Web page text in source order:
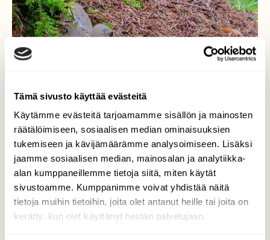
Tämä sivusto käyttää evästeitä
Käytämme evästeitä tarjoamamme sisällön ja mainosten
räätälöimiseen, sosiaalisen median ominaisuuksien
tukemiseen ja kävijämäärämme analysoimiseen. Lisäksi
jaamme sosiaalisen median, mainosalan ja analytiikka-
alan kumppaneillemme tietoja siitä, miten käytät
sivustoamme. Kumppanimme voivat yhdistää näitä
tietoja muihin tietoihin, joita olet antanut heille tai joita on
kerätty, kun olet käyttänyt heidän palvelujaan.
Maatähti
Uurremaatähti (Geastrum pectinatum) on
mieltynyt vanhoihin muurahaispesiin.